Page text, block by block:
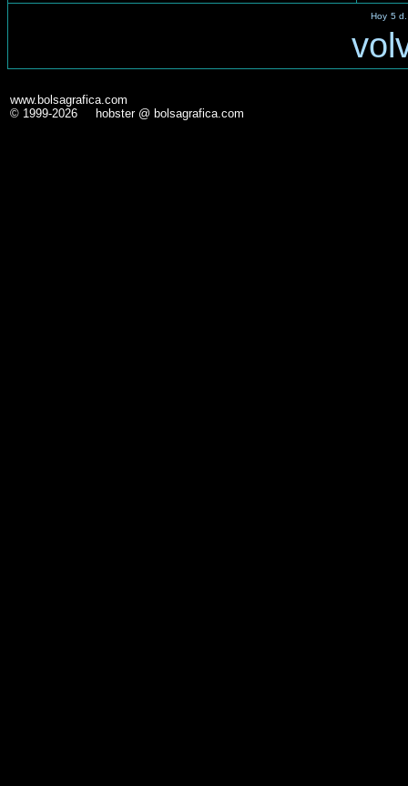
Hoy 5 d.
www.bolsagrafica.com
© 1999-2026 hobster @ bolsagrafica.com